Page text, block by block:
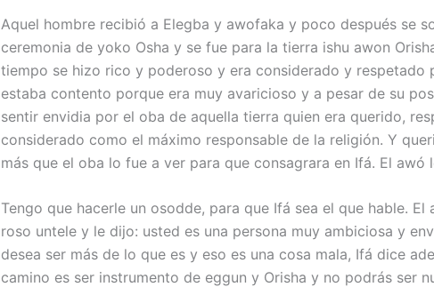
Aquel hombre recibió a Elegba y awofaka y poco después se
ceremonia de yoko Osha y se fue para la tierra ishu awon
tiempo se hizo rico y poderoso y era considerado y respetado
estaba contento porque era muy avaricioso y a pesar de su
sentir envidia por el oba de aquella tierra quien era querido,
considerado como el máximo responsable de la religión. Y
más que el oba lo fue a ver para que consagrara en Ifá. El awó
Tengo que hacerle un osodde, para que Ifá sea el que hable. El
roso untele y le dijo: usted es una persona muy ambiciosa y
desea ser más de lo que es y eso es una cosa mala, Ifá dice
camino es ser instrumento de eggun y Orisha y no podrás ser